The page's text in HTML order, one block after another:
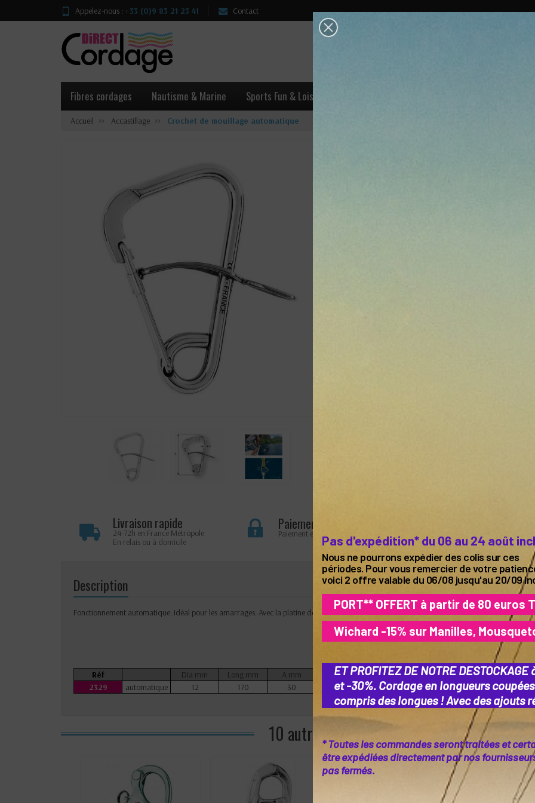
Appelez-nous : +33 (0)9 83 21 23 41 Contact
Fibres cordages Nautisme & Marine Sports Fun & Loisirs
Accueil Accastillage Crochet de mouillage automatique
Livraison rapide
24-72h en France Métropole
En relais ou à domicile
Paiement sécurisé
Paiement en ligne 100% sécurisé Retours possibles pendant
Description
Fonctionnement automatique. Idéal pour les amarrages. Avec la platine de crochet, s'adapte a tout type de gaffe. Matériaux : Inox 316L
Réf Dia mm Long mm A mm B mm
Poids Kg
2329
automatique 12 170 30 20 0,38
10 autres produits dans la même catégorie :
Nous ne pourrons expédier des colis sur ces
périodes. Pour vous remercier de votre
voici 2 offre valable du 06/08 jusqu'au 20/09
PORT** OFFERT à partir de 80 euros
Wichard -15% sur Manilles,
ET PROFITEZ DE NOTRE DESTOCKAGE
et -30%. Cordage en longueurs
compris des longues ! Avec des ajouts
* Toutes les commandes seront traitées et
être expédiées directement par nos
pas fermés.
Pas d'expédition* du 06 au 24 août